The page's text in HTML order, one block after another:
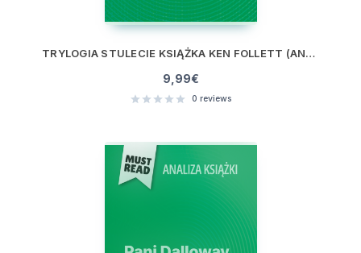
TRYLOGIA STULECIE KSIĄŻKA KEN FOLLETT (ANALIZA KSIĄŻKI)
9,99€
0 reviews